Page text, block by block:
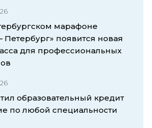
марафоне
появится новая
для профессиональных
образовательный кредит
по любой специальности